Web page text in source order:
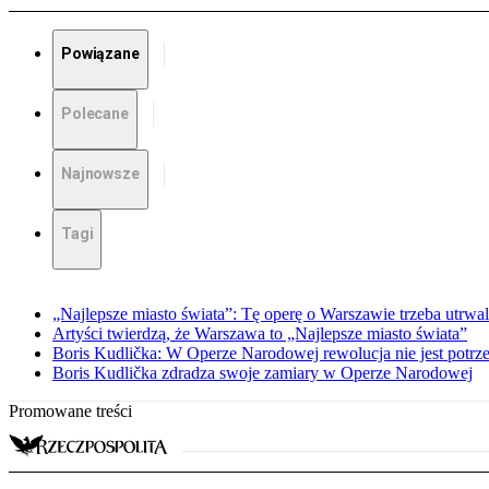
Powiązane
Polecane
Najnowsze
Tagi
„Najlepsze miasto świata”: Tę operę o Warszawie trzeba
Artyści twierdzą, że Warszawa to „Najlepsze miasto świata”
Boris Kudlička: W Operze Narodowej rewolucja nie jest
Boris Kudlička zdradza swoje zamiary w Operze Narodowej
Promowane treści